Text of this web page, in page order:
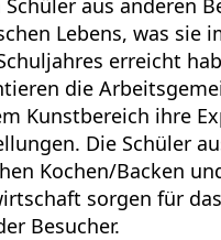
Schüler aus anderen
Lebens, was sie
erreicht
die
Kunstbereich ihre
Die Schüler
Kochen/Backen
sorgen für
Besucher.